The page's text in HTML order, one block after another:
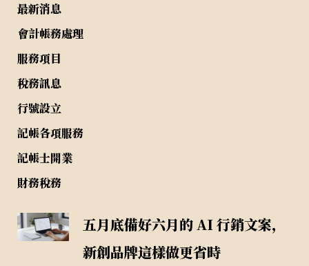
最新消息
會計帳務處理
服務項目
稅務訊息
行號設立
記帳各項服務
記帳士開業
財務稅務
五月底備好六月的 AI 行銷文案，
新創品牌這樣做更省時